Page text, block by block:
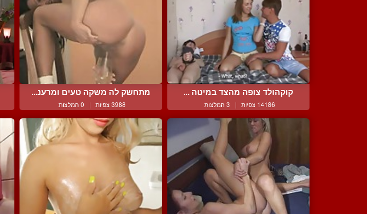
קוקהולד צופה מהצד במיטה ...
14186 צפיות | 3 המלצות
מתחשק לה משקה טעים ומרענ...
3988 צפיות | 0 המלצות